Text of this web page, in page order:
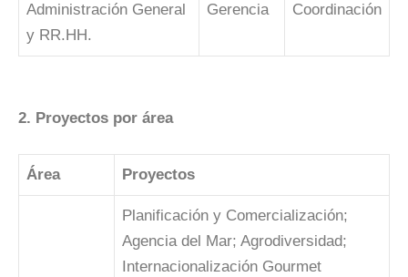
Administración General
y RR.HH.
Gerencia Coordinación
2. Proyectos por área
Área Proyectos
Planificación y Comercialización;
Agencia del Mar; Agrodiversidad;
Internacionalización Gourmet